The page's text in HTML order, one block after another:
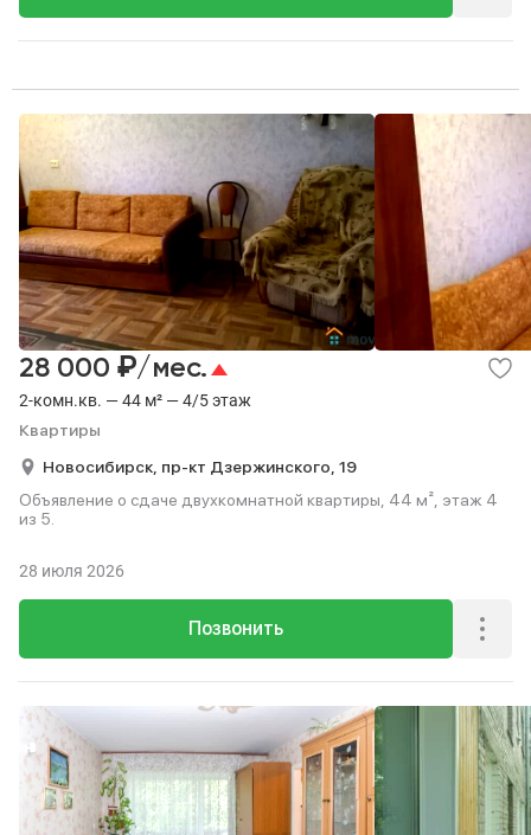
2-комн.кв. — 44 м² — 4/5 этаж
Квартиры
28 000 ₽/мес.
Новосибирск, пр-кт Дзержинского, 19
Объявление о сдаче двухкомнатной квартиры, 44 м², этаж 4
из 5.
Позвонить
28 июля 2026